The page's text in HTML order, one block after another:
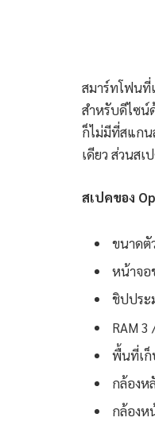
สมาร์ทโฟนที่
สำหรับดีไซน์
ก็ไม่มีที่สแกน
เดียว ส่วนสเ
สเปคของ
ขนาดตั
หน้าจอ
ชิปประ
RAM 3
พื้นที่เก็
กล้องห
กล้องห